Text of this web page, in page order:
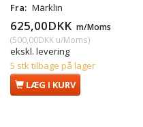
Fra: Märklin
625,00DKK m/Moms
(500,00DKK u/Moms)
ekskl. levering
5 stk tilbage på lager
LÆG I KURV